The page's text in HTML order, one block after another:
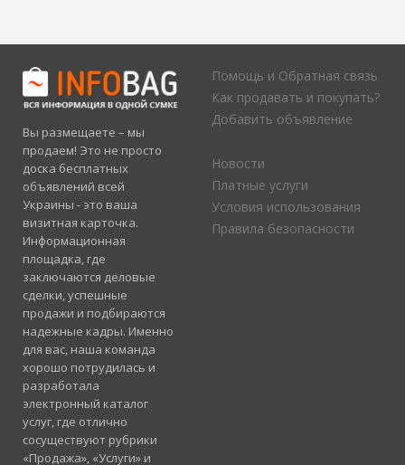
Вы размещаете – мы
продаем! Это не просто
доска бесплатных
объявлений всей
Украины - это ваша
визитная карточка.
Информационная
площадка, где
заключаются деловые
сделки, успешные
продажи и подбираются
надежные кадры. Именно
для вас, наша команда
хорошо потрудилась и
разработала
электронный каталог
услуг, где отлично
сосуществуют рубрики
«Продажа», «Услуги» и
Помощь и Обратная связь
Как продавать и покупать?
Добавить объявление
Новости
Платные услуги
Условия использования
Правила безопасности